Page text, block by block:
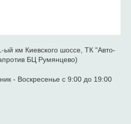
ый км Киевского шоссе, ТК "Авто-
БЦ Румянцево)
- Воскресенье с 9:00 до 19:00